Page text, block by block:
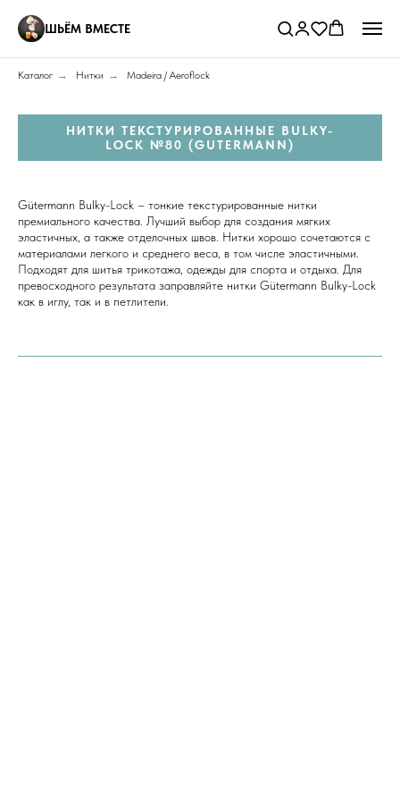
ШЬЁМ ВМЕСТЕ
Каталог → Нитки → Madeira / Aeroflock
НИТКИ ТЕКСТУРИРОВАННЫЕ BULKY-
LOCK №80 (GUTERMANN)
Gütermann Bulky-Lock – тонкие текстурированные нитки
премиального качества. Лучший выбор для создания мягких
эластичных, а также отделочных швов. Нитки хорошо сочетаются с
материалами легкого и среднего веса, в том числе эластичными.
Подходят для шитья трикотажа, одежды для спорта и отдыха. Для
превосходного результата заправляйте нитки Gütermann Bulky-Lock
как в иглу, так и в петлители.